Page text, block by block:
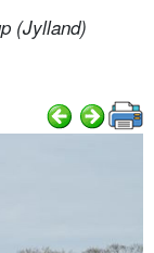
(Jylland)